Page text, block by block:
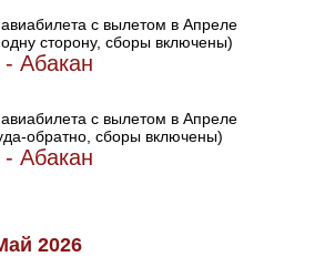
с вылетом в Апреле
сторону, сборы включены)
- Абакан
с вылетом в Апреле
обратно, сборы включены)
- Абакан
2026